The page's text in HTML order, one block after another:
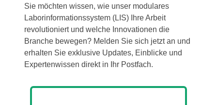
Sie möchten wissen, wie unser modulares
Laborinformationssystem (LIS) Ihre Arbeit
revolutioniert und welche Innovationen die
Branche bewegen? Melden Sie sich jetzt an und
erhalten Sie exklusive Updates, Einblicke und
Expertenwissen direkt in Ihr Postfach.